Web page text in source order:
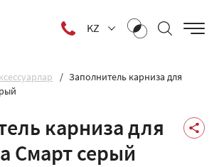
KZ
Заполнитель карниза для
карниза для
Смарт серый